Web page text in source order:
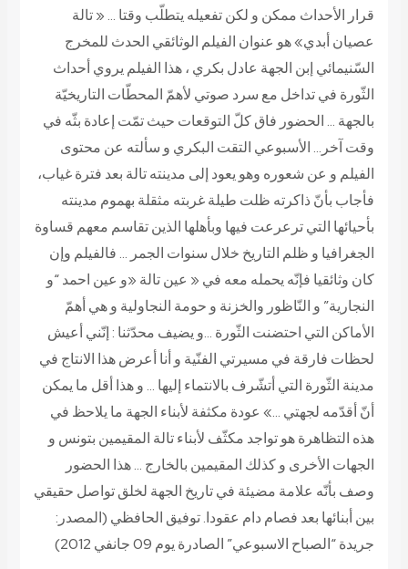
قرار الأحداث ممكن و لكن تفعيله يتطلّب وقتا … « تالة
عصيان أبدي» هو عنوان الفيلم الوثائقي الحدث للمخرج
السّنيمائي إبن الجهة عادل بكري ، هذا الفيلم يروي أحداث
الثّورة في تداخل مع سرد صوتي لأهمّ المحطّات التاريخيّة
بالجهة … الحضور فاق كلّ التوقعات حيث تمّت إعادة بثّه في
وقت آخر… الأسبوعي التقت البكري و سألته عن محتوى
الفيلم و عن شعوره وهو يعود إلى مدينته تالة بعد فترة غياب،
فأجاب بأنّ ذاكرته ظلت طيلة غربته مثقلة بهموم مدينته
بأحيائها التي ترعرعت فيها وبأهلها الذين تقاسم معهم قساوة
الجغرافيا و ظلم التاريخ خلال سنوات الجمر … فالفيلم وإن
كان وثائقيا فإنّه يحمله معه في « عين تالة «و عين احمد “و
النجارية” و النّاظور والخزنة و حومة النجاولية و هي أهمّ
الأماكن التي احتضنت الثّورة …و يضيف محدّثنا : إنّني أعيش
لحظات فارقة في مسيرتي الفنّية و أنا أعرض هذا الانتاج في
مدينة الثّورة التي أتشّرف بالانتماء إليها … و هذا أقل ما يمكن
أنّ أقدّمه لجهتي …» عودة مكثفة لأبناء الجهة ما يلاحظ في
هذه التظاهرة هو تواجد مكثّف لأبناء تالة المقيمين بتونس و
الجهات الأخرى و كذلك المقيمين بالخارج … هذا الحضور
وصف بأنّه علامة مضيئة في تاريخ الجهة لخلق تواصل حقيقي
بين أبنائها بعد فصام دام عقودا.توفيق الحافظي (المصدر:
جريدة “الصباح الاسبوعي” الصادرة يوم 09 جانفي 2012)